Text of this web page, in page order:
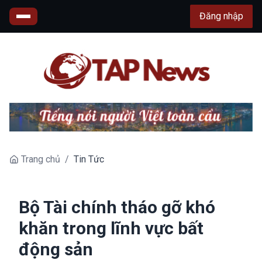
Đăng nhập
Trang chủ / Tin Tức
Bộ Tài chính tháo gỡ khó
khăn trong lĩnh vực bất
động sản